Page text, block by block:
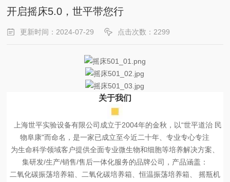
开启摇床5.0，世平带您行
更新时间：2024-07-29 点击次数：2299
关于我们
上海世平实验设备有限公司成立于2004年的金秋，以“世平道治 民
物阜康"而命名，是一家已成立至今近二十年、专业专心专注
为生命科学领域客户提供全面专业微生物和细胞等培养解决方案、
集研发/生产/销售/售后一体化服务的品牌公司，产品涵盖：
二氧化碳振荡培养箱、二氧化碳培养箱、恒温振荡培养箱、 摇瓶机